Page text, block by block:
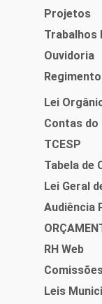
Projetos
Trabalhos
Ouvidoria
Lei
Contas do
TCESP
Tabela de
Lei Geral
Audiência
RH Web
Leis